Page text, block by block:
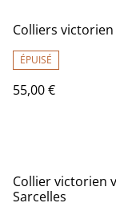
Colliers victorien
ÉPUISÉ
55,00 €
Collier victorien
Sarcelles